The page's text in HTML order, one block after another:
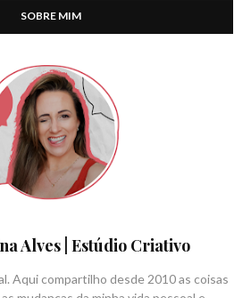
SOBRE MIM
Alves | Estúdio Criativo
Aqui compartilho desde 2010 as coisas